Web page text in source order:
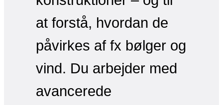
at forstå, hvordan de
påvirkes af fx bølger og
vind. Du arbejder med
avancerede